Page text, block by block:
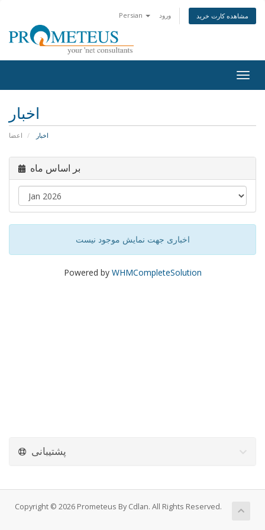
Persian ورود مشاهده کارت خرید
اخبار
اعضا اخبار
بر اساس ماه
اخباری جهت نمایش موجود نیست
Powered by WHMCompleteSolution
پشتیبانی
Copyright © 2026 Prometeus By Cdlan. All Rights Reserved.